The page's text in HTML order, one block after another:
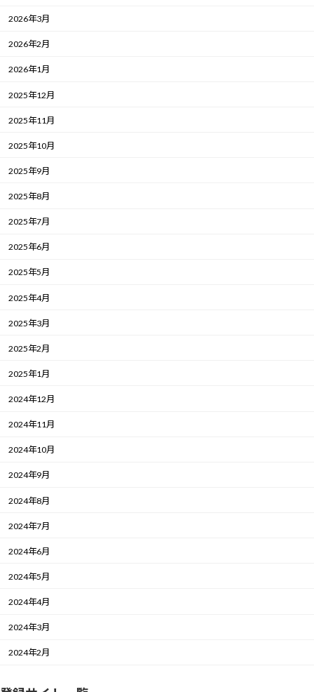
2026年3月
2026年2月
2026年1月
2025年12月
2025年11月
2025年10月
2025年9月
2025年8月
2025年7月
2025年6月
2025年5月
2025年4月
2025年3月
2025年2月
2025年1月
2024年12月
2024年11月
2024年10月
2024年9月
2024年8月
2024年7月
2024年6月
2024年5月
2024年4月
2024年3月
2024年2月